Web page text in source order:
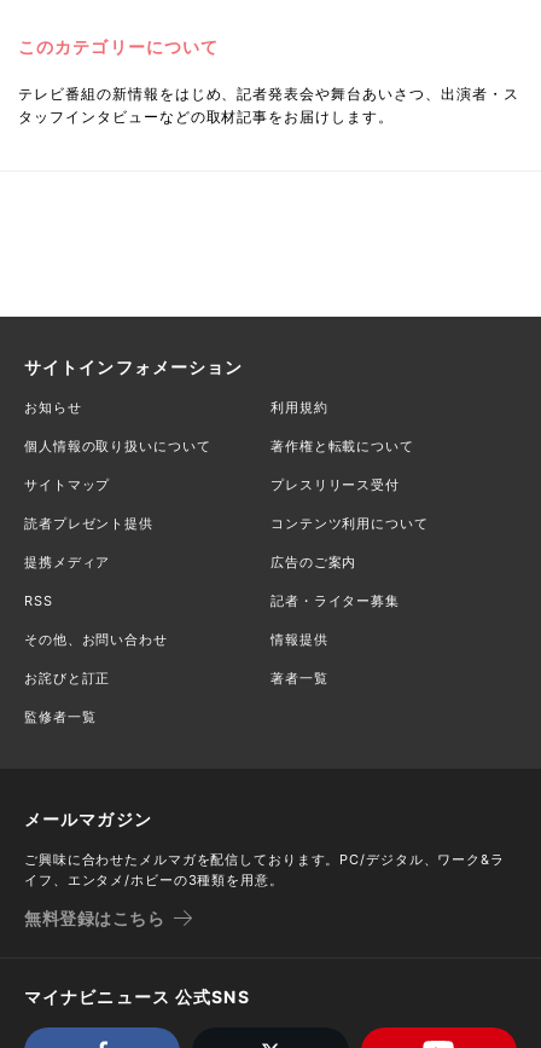
このカテゴリーについて
テレビ番組の新情報をはじめ、記者発表会や舞台あいさつ、出演者・ス
タッフインタビューなどの取材記事をお届けします。
サイトインフォメーション
お知らせ 利用規約
個人情報の取り扱いについて 著作権と転載について
サイトマップ プレスリリース受付
読者プレゼント提供 コンテンツ利用について
提携メディア 広告のご案内
RSS 記者・ライター募集
その他、お問い合わせ 情報提供
お詫びと訂正 著者一覧
監修者一覧
メールマガジン
ご興味に合わせたメルマガを配信しております。PC/デジタル、ワーク&ラ
イフ、エンタメ/ホビーの3種類を用意。
無料登録はこちら
マイナビニュース 公式SNS